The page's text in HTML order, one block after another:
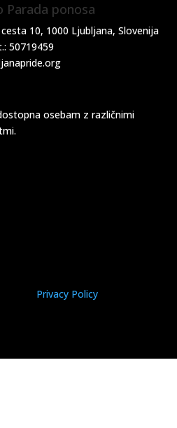
Parada ponosa
10, 1000 Ljubljana, Slovenija
50719459
osebam z različnimi
Privacy Policy